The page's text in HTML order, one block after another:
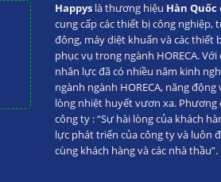
Happys là thương hiệu Hàn Quốc
cung cấp các thiết bị công nghiệp,
đông, máy diệt khuẩn và các thiết
phục vụ trong ngành HORECA. Với
nhân lực đã có nhiều năm kinh
ngành ngành HORECA, năng động
lòng nhiệt huyết vươn xa. Phương
công ty : “Sự hài lòng của khách
lực phát triển của công ty và luôn
cùng khách hàng và các nhà thầu”.